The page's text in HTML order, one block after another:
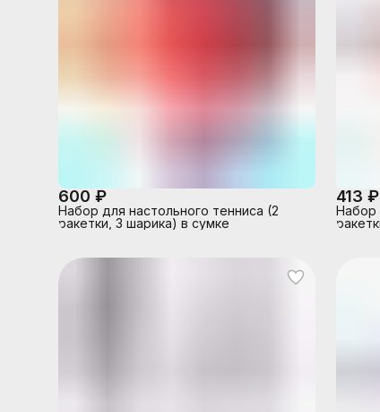
600 ₽
Набор для настольного тенниса (2
ракетки, 3 шарика) в сумке
413 ₽
Набор